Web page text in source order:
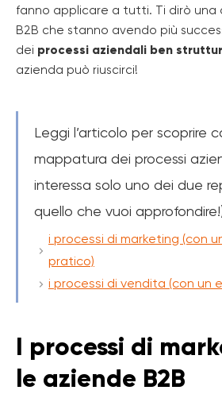
fanno applicare a tutti. Ti dirò una
B2B che stanno avendo più
dei processi aziendali ben
azienda può riuscirci!
Leggi l’articolo per scoprire
mappatura dei processi
interessa solo uno dei due
quello che vuoi
i processi di marketing (con
pratico)
i processi di vendita (con un
I processi di
le aziende B2B